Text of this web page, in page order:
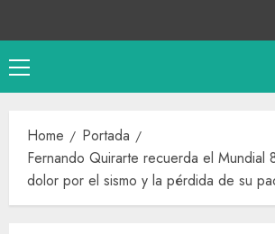
Home
Portada
Fernando Quirarte recuerda el Mundial
dolor por el sismo y la pérdida de su